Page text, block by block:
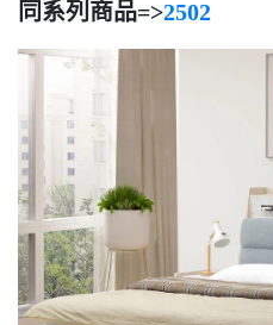
同系列商品=>2502